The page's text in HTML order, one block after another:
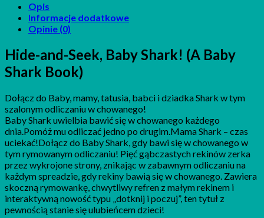
Opis
Informacje dodatkowe
Opinie (0)
Hide-and-Seek, Baby Shark! (A Baby
Shark Book)
Dołącz do Baby, mamy, tatusia, babci i dziadka Shark w tym
szalonym odliczaniu w chowanego!
Baby Shark uwielbia bawić się w chowanego każdego
dnia.Pomóż mu odliczać jedno po drugim.Mama Shark – czas
uciekać!Dołącz do Baby Shark, gdy bawi się w chowanego w
tym rymowanym odliczaniu! Pięć gąbczastych rekinów zerka
przez wykrojone strony, znikając w zabawnym odliczaniu na
każdym spreadzie, gdy rekiny bawią się w chowanego. Zawiera
skoczną rymowankę, chwytliwy refren z małym rekinem i
interaktywną nowość typu „dotknij i poczuj”, ten tytuł z
pewnością stanie się ulubieńcem dzieci!